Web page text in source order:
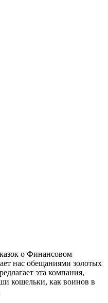
о Финансовом
нас обещаниями золотых
эта компания,
кошельки, как воинов в